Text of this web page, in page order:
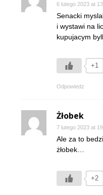
6 lutego 2023 at
Senacki
i wystawi na
kupujacym
+1
Odpowiedz
Żłobek
7 lutego 2023 at
Ale za to
żłobek…
+2